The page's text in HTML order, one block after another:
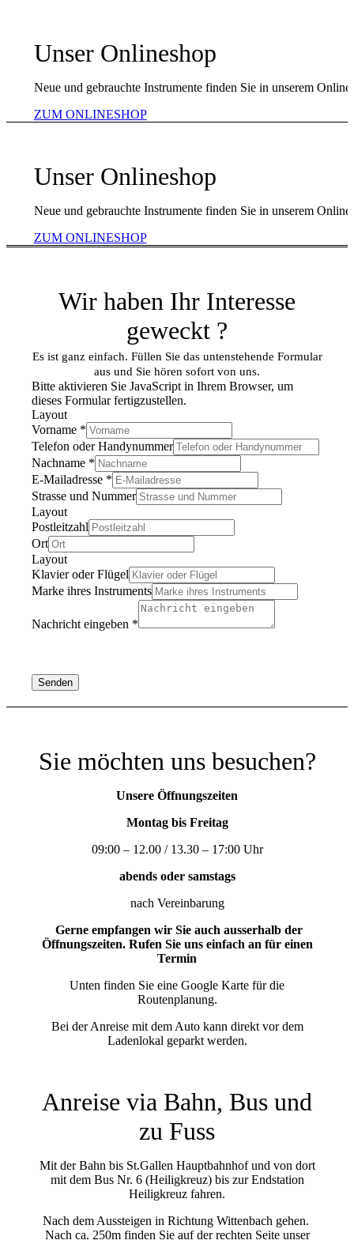
Unser Onlineshop
Neue und gebrauchte Instrumente finden Sie in unserem
ZUM ONLINESHOP
Unser Onlineshop
Neue und gebrauchte Instrumente finden Sie in unserem
ZUM ONLINESHOP
Wir haben Ihr Interesse
geweckt ?
Es ist ganz einfach. Füllen Sie das untenstehende Formular
aus und Sie hören sofort von uns.
Bitte aktivieren Sie JavaScript in Ihrem Browser, um
dieses Formular fertigzustellen.
Layout
Vorname *
Telefon oder Handynummer
Nachname *
E-Mailadresse *
Strasse und Nummer
Layout
Postleitzahl
Ort
Layout
Klavier oder Flügel
Marke ihres Instruments
Nachricht eingeben *
Senden
Sie möchten uns besuchen?
Unsere Öffnungszeiten
Montag bis Freitag
09:00 – 12.00 / 13.30 – 17:00 Uhr
abends oder samstags
nach Vereinbarung
Gerne empfangen wir Sie auch ausserhalb der
Öffnungszeiten. Rufen Sie uns einfach an für einen
Termin
Unten finden Sie eine Google Karte für die
Routenplanung.
Bei der Anreise mit dem Auto kann direkt vor dem
Ladenlokal geparkt werden.
Anreise via Bahn, Bus und
zu Fuss
Mit der Bahn bis St.Gallen Hauptbahnhof und von dort
mit dem Bus Nr. 6 (Heiligkreuz) bis zur Endstation
Heiligkreuz fahren.
Nach dem Aussteigen in Richtung Wittenbach gehen.
Nach ca. 250m finden Sie auf der rechten Seite unser